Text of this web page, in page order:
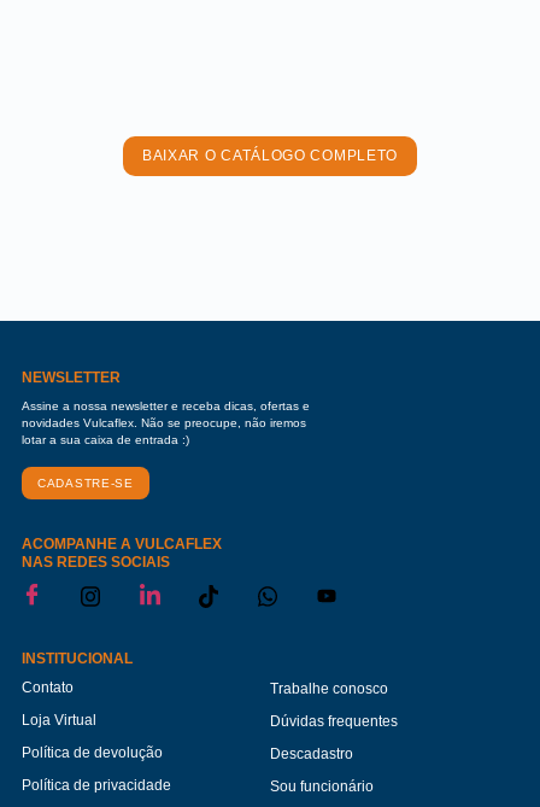
BAIXAR O CATÁLOGO COMPLETO
NEWSLETTER
Assine a nossa newsletter e receba dicas, ofertas e
novidades Vulcaflex. Não se preocupe, não iremos
lotar a sua caixa de entrada :)
CADASTRE-SE
ACOMPANHE A VULCAFLEX
NAS REDES SOCIAIS
INSTITUCIONAL
Contato
Loja Virtual
Política de devolução
Política de privacidade
Trabalhe conosco
Dúvidas frequentes
Descadastro
Sou funcionário